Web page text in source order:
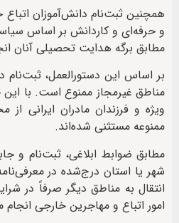
همچنین ثبت‌نام دانش‌آموزان
و حرفه‌ای و کاردانش بر اساس
مطابق برگه هدایت تحصیلی آنان
بر اساس این دستورالعمل، ثبت‌نام
مناطق غیرمجاز ممنوع است. با
ویژه و فرزندان مادران ایرانی
ممنوعه مستثنی شده‌اند.
مطابق ضوابط ابلاغی، ثبت‌نام و
شهر یا استان درج‌شده در
انتقال به مناطق دیگر صرفاً در
امور اتباع و مهاجرین خارجی